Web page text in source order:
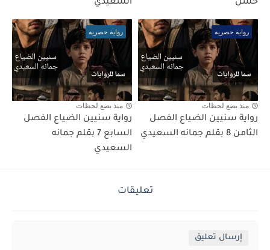
حسن
السعيدي
رواية حصريه
منذ بضع لحظات
رواية سنيين الضياع الفصل
الثامن 8 بقلم جمانه السعيدي
رواية حصريه
منذ بضع لحظات
رواية سنيين الضياع الفصل
السابع 7 بقلم جمانه
السعيدي
تعليقات
إرسال تعليق